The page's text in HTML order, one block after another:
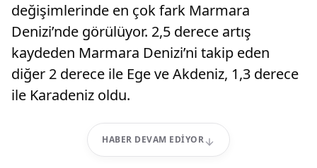
değişimlerinde en çok fark Marmara
Denizi’nde görülüyor. 2,5 derece artış
kaydeden Marmara Denizi’ni takip eden
diğer 2 derece ile Ege ve Akdeniz, 1,3 derece
ile Karadeniz oldu.
HABER DEVAM EDIYOR